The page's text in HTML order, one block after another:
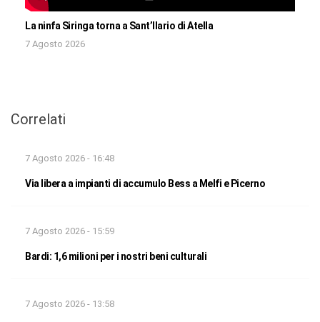
La ninfa Siringa torna a Sant’Ilario di Atella
7 Agosto 2026
Correlati
7 Agosto 2026 - 16:48
Via libera a impianti di accumulo Bess a Melfi e Picerno
7 Agosto 2026 - 15:59
Bardi: 1,6 milioni per i nostri beni culturali
7 Agosto 2026 - 13:58